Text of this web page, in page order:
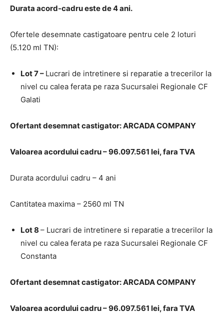
Durata acord-cadru este de 4 ani.
Ofertele desemnate castigatoare pentru cele 2 loturi
(5.120 ml TN):
Lot 7 – Lucrari de intretinere si reparatie a trecerilor la
nivel cu calea ferata pe raza Sucursalei Regionale CF
Galati
Ofertant desemnat castigator: ARCADA COMPANY
Valoarea acordului cadru – 96.097.561 lei, fara TVA
Durata acordului cadru – 4 ani
Cantitatea maxima – 2560 ml TN
Lot 8 – Lucrari de intretinere si reparatie a trecerilor la
nivel cu calea ferata pe raza Sucursalei Regionale CF
Constanta
Ofertant desemnat castigator: ARCADA COMPANY
Valoarea acordului cadru – 96.097.561 lei, fara TVA